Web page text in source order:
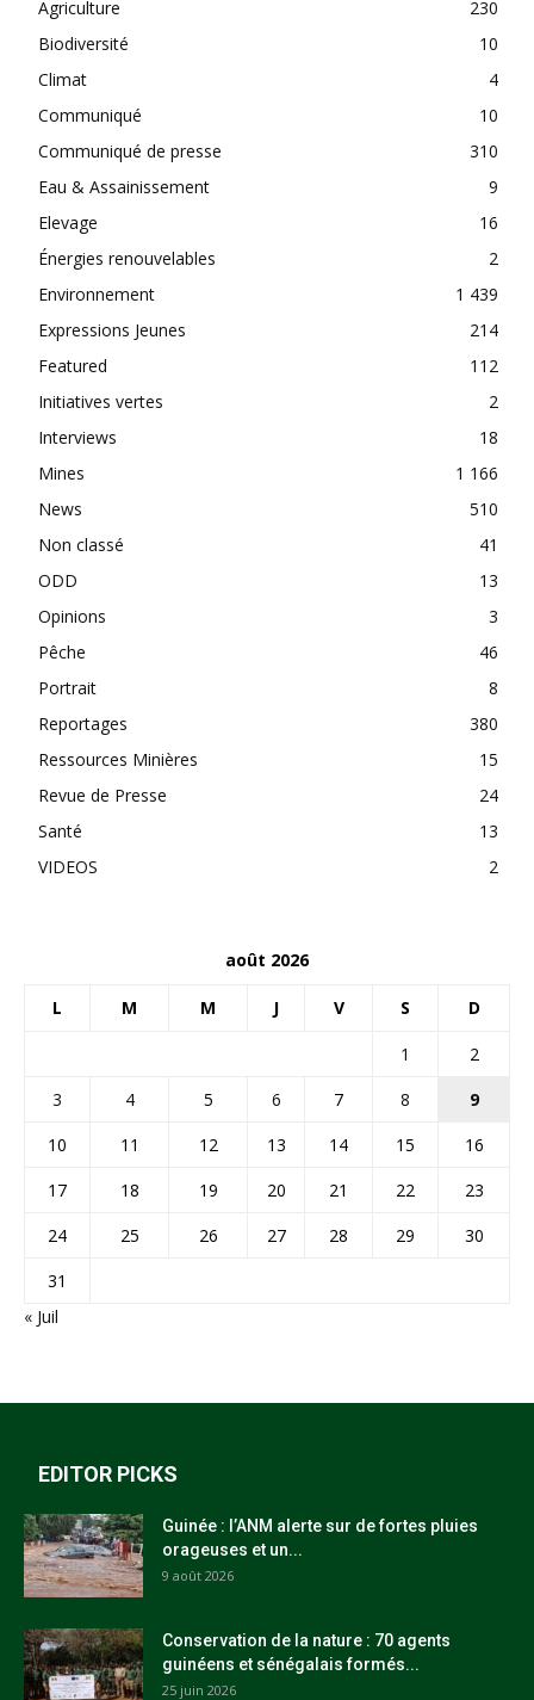
Agriculture
230
Biodiversité
10
Climat
4
Communiqué
10
Communiqué de presse
310
Eau & Assainissement
9
Elevage
16
Énergies renouvelables
2
Environnement
1 439
Expressions Jeunes
214
Featured
112
Initiatives vertes
2
Interviews
18
Mines
1 166
News
510
Non classé
41
ODD
13
Opinions
3
Pêche
46
Portrait
8
Reportages
380
Ressources Minières
15
Revue de Presse
24
Santé
13
VIDEOS
2
août 2026
L M M J V S D
1
2
3
4 5 6 7 8
9
10
11 12 13 14 15
16
17
18 19 20 21 22
23
24
25 26 27 28 29
30
31
« Juil
EDITOR PICKS
Guinée : l’ANM alerte sur de fortes pluies
orageuses et un...
9 août 2026
Conservation de la nature : 70 agents
guinéens et sénégalais formés...
25 juin 2026